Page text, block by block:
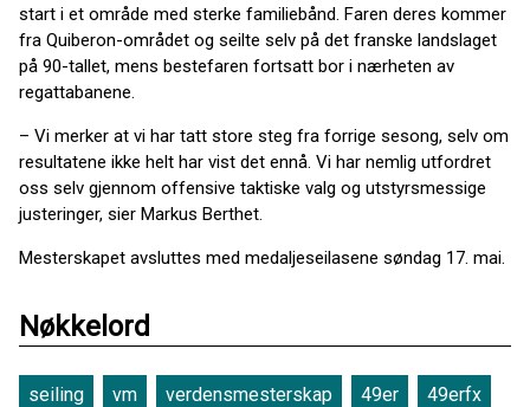
start i et område med sterke familiebånd. Faren deres kommer
fra Quiberon-området og seilte selv på det franske landslaget
på 90-tallet, mens bestefaren fortsatt bor i nærheten av
regattabanene.
– Vi merker at vi har tatt store steg fra forrige sesong, selv om
resultatene ikke helt har vist det ennå. Vi har nemlig utfordret
oss selv gjennom offensive taktiske valg og utstyrsmessige
justeringer, sier Markus Berthet.
Mesterskapet avsluttes med medaljeseilasene søndag 17. mai.
Nøkkelord
seiling vm verdensmesterskap 49er 49erfx